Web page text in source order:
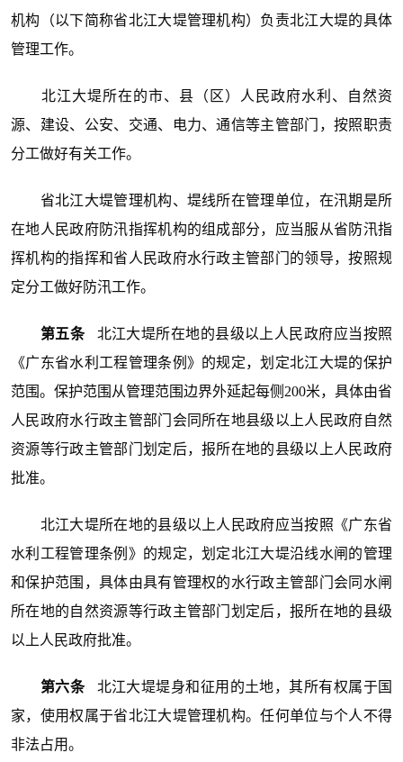
机构（以下简称省北江大堤管理机构）负责北江大堤的具体
管理工作。
北江大堤所在的市、县（区）人民政府水利、自然资
源、建设、公安、交通、电力、通信等主管部门，按照职责
分工做好有关工作。
省北江大堤管理机构、堤线所在管理单位，在汛期是所
在地人民政府防汛指挥机构的组成部分，应当服从省防汛指
挥机构的指挥和省人民政府水行政主管部门的领导，按照规
定分工做好防汛工作。
第五条 北江大堤所在地的县级以上人民政府应当按照
《广东省水利工程管理条例》的规定，划定北江大堤的保护
范围。保护范围从管理范围边界外延起每侧200米，具体由省
人民政府水行政主管部门会同所在地县级以上人民政府自然
资源等行政主管部门划定后，报所在地的县级以上人民政府
批准。
北江大堤所在地的县级以上人民政府应当按照《广东省
水利工程管理条例》的规定，划定北江大堤沿线水闸的管理
和保护范围，具体由具有管理权的水行政主管部门会同水闸
所在地的自然资源等行政主管部门划定后，报所在地的县级
以上人民政府批准。
第六条 北江大堤堤身和征用的土地，其所有权属于国
家，使用权属于省北江大堤管理机构。任何单位与个人不得
非法占用。